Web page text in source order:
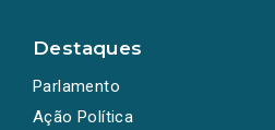
Destaques
Parlamento
Ação Política